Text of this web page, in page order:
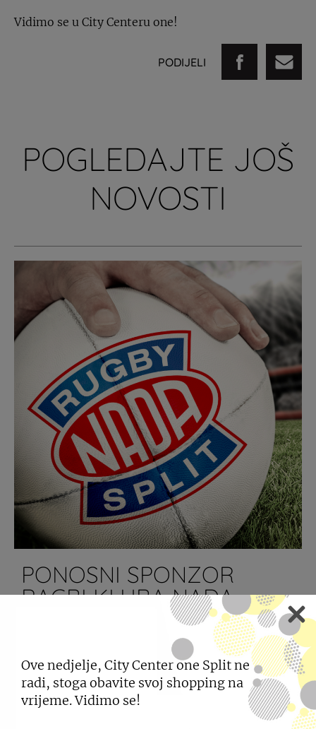
Vidimo se u City Centeru one!
PODIJELI
POGLEDAJTE JOŠ
NOVOSTI
PONOSNI SPONZOR
RAGBI KLUBA NADA
Jedan od sportskih simbola Splita, koji je već 17
godina za redom prvak Hrvatske, ima ponosnog
sponzora.
Ove nedjelje, City Center one Split ne
radi, stoga obavite svoj shopping na
vrijeme. Vidimo se!